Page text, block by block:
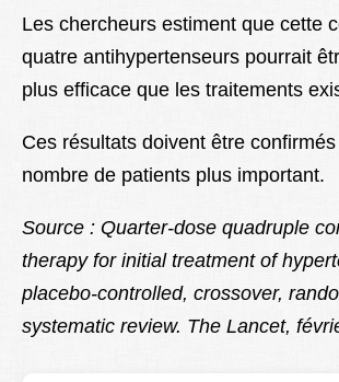
Les chercheurs estiment que cette
quatre antihypertenseurs pourrait
plus efficace que les traitements
Ces résultats doivent être confirmés
nombre de patients plus important.
Source : Quarter-dose quadruple
therapy for initial treatment of
placebo-controlled, crossover,
systematic review. The Lancet,